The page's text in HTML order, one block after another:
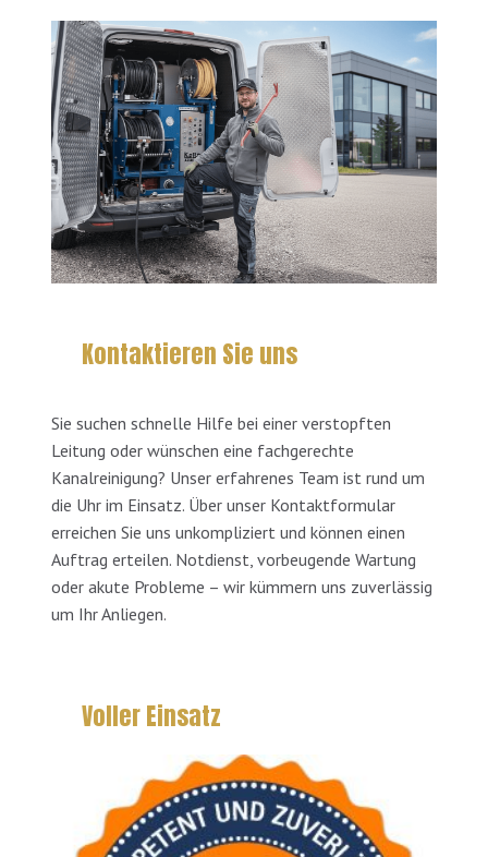
Kontaktieren Sie uns
Sie suchen schnelle Hilfe bei einer verstopften
Leitung oder wünschen eine fachgerechte
Kanalreinigung? Unser erfahrenes Team ist rund um
die Uhr im Einsatz. Über unser Kontaktformular
erreichen Sie uns unkompliziert und können einen
Auftrag erteilen. Notdienst, vorbeugende Wartung
oder akute Probleme – wir kümmern uns zuverlässig
um Ihr Anliegen.
Voller Einsatz